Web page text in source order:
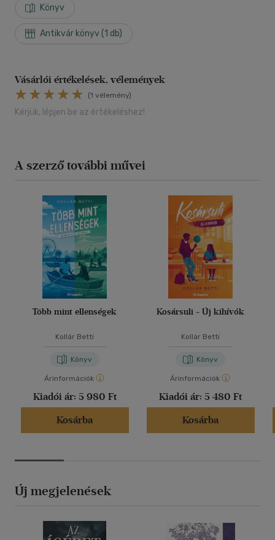
Könyv
Antikvár könyv (1 db)
Vásárlói értékelések, vélemények
(1 vélemény)
Kérjük, lépjen be az értékeléshez!
A szerző további művei
Több mint ellenségek
Kollár Betti
Könyv
Árinformációk
Kiadói ár: 5 980 Ft
Kosárba
Kosársuli - Új kihívók
Kollár Betti
Könyv
Árinformációk
Kiadói ár: 5 480 Ft
Kosárba
Új megjelenések